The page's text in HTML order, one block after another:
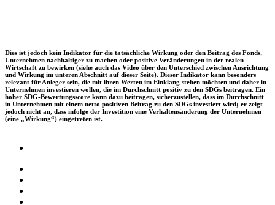
Dies ist jedoch kein Indikator für die tatsächliche Wirkung oder den Beitrag des Fonds,
Unternehmen nachhaltiger zu machen oder positive Veränderungen in der realen
Wirtschaft zu bewirken (siehe auch das Video über den Unterschied zwischen Ausrichtung
und Wirkung im unteren Abschnitt auf dieser Seite). Dieser Indikator kann besonders
relevant für Anleger sein, die mit ihren Werten im Einklang stehen möchten und daher in
Unternehmen investieren wollen, die im Durchschnitt positiv zu den SDGs beitragen. Ein
hoher SDG-Bewertungsscore kann dazu beitragen, sicherzustellen, dass im Durchschnitt
in Unternehmen mit einem netto positiven Beitrag zu den SDGs investiert wird; er zeigt
jedoch nicht an, dass infolge der Investition eine Verhaltensänderung der Unternehmen
(eine „Wirkung“) eingetreten ist.